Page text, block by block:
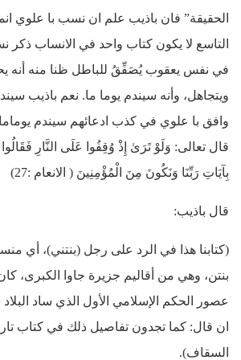
الحقيقة” فان باذيب علم ان نسب با علوي
التاسع لا يكون كتاب واحد في الانساب ذكر
في نفس يعقوب يُصَفِّقُ للباطل ظنا منه أنه
ويتجاهل، وأنه سيندم يوما ما. نعم باذيب
وافق با علوي في كذب ادعائهم سيندم
قال تعالى: وَلَوْ تَرَىٰ إِذْ وُقِفُوا عَلَى النَّارِ فَقَالُوا
بِآيَاتِ رَبِّنَا وَنَكُونَ مِنَ الْمُؤْمِنِينَ ( الانعام :27)
قال باذيب:
(كتابنا هذا في الرد على رجل (بنتني)، أي
بنتن، وهي من أقاليم جزيرة جاوا الكبرى،
عصور الحكم الإسلامي الأول الذي ساد
ان قال: كما تجدون تفاصيل ذلك في كتاب
السقاف).